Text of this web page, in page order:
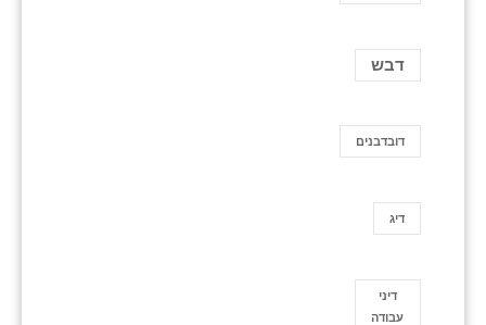
דבש
דובדבנים
דיג
דיני
עבודה